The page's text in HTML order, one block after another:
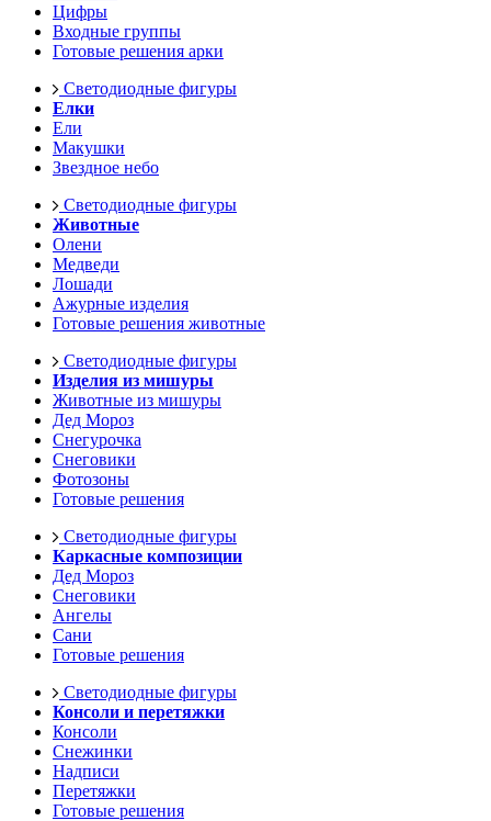
Цифры
Входные группы
Готовые решения арки
Светодиодные фигуры
Елки
Ели
Макушки
Звездное небо
Светодиодные фигуры
Животные
Олени
Медведи
Лошади
Ажурные изделия
Готовые решения животные
Светодиодные фигуры
Изделия из мишуры
Животные из мишуры
Дед Мороз
Снегурочка
Снеговики
Фотозоны
Готовые решения
Светодиодные фигуры
Каркасные композиции
Дед Мороз
Снеговики
Ангелы
Сани
Готовые решения
Светодиодные фигуры
Консоли и перетяжки
Консоли
Снежинки
Надписи
Перетяжки
Готовые решения